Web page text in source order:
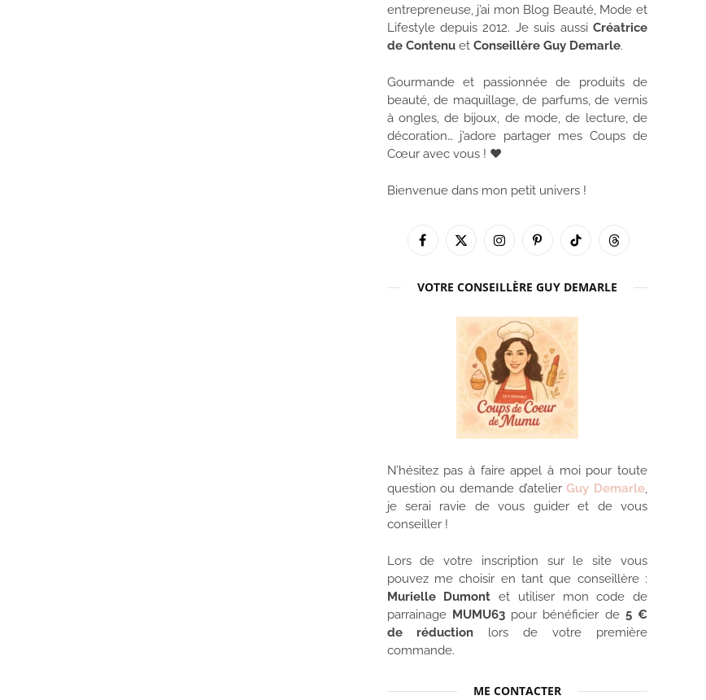
entrepreneuse, j’ai mon Blog Beauté, Mode et
Lifestyle depuis 2012. Je suis aussi Créatrice
de Contenuet Conseillère Guy Demarle.
Gourmande et passionnée de produits de
beauté, de maquillage, de parfums, de vernis
à ongles, de bijoux, de mode, de lecture, de
décoration… j’adore partager mes Coups de
Cœur avec vous ! ♥
Bienvenue dans mon petit univers !
Facebook
X
InstagramPinterestTikTok Threads
VOTRE CONSEILLÈRE GUY DEMARLE
N’hésitez pas à faire appel à moi pour toute
question ou demande d’atelierGuy Demarle,
je serai ravie de vous guider et de vous
conseiller !
Lors de votre inscription sur le site vous
pouvez me choisir en tant que conseillère :
Murielle Dumont et utiliser mon code de
parrainage MUMU63pour bénéficier de 5 €
de réduction lors de votre première
commande.
ME CONTACTER